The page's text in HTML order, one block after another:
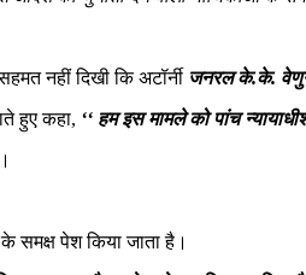
नहीं दिखी कि अटॉर्नी जनरल के.के.
हुए कहा, ‘‘ हम इस मामले को पांच
समक्ष पेश किया जाता है।